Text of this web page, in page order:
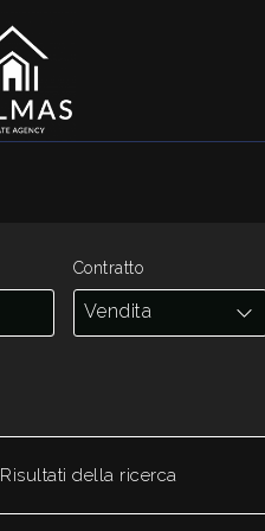
Contratto
Vendita
Risultati della ricerca